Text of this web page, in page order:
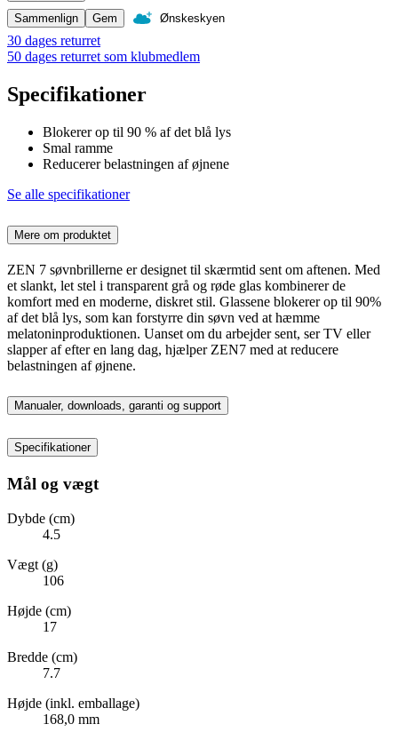
Sammenlign
Gem Ønskeskyen
30 dages returret
50 dages returret som klubmedlem
Specifikationer
Blokerer op til 90 % af det blå lys
Smal ramme
Reducerer belastningen af øjnene
Se alle specifikationer
Mere om produktet
ZEN 7 søvnbrillerne er designet til skærmtid sent om aftenen. Med
et slankt, let stel i transparent grå og røde glas kombinerer de
komfort med en moderne, diskret stil. Glassene blokerer op til 90%
af det blå lys, som kan forstyrre din søvn ved at hæmme
melatoninproduktionen. Uanset om du arbejder sent, ser TV eller
slapper af efter en lang dag, hjælper ZEN7 med at reducere
belastningen af øjnene.
Manualer, downloads, garanti og support
Specifikationer
Mål og vægt
Dybde (cm)
4.5
Vægt (g)
106
Højde (cm)
17
Bredde (cm)
7.7
Højde (inkl. emballage)
168,0 mm